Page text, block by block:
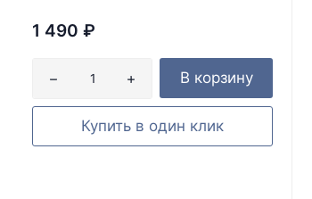
1 490 ₽
В корзину
Купить в один клик